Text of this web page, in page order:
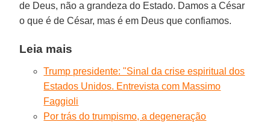
de Deus, não a grandeza do Estado. Damos a César
o que é de César, mas é em Deus que confiamos.
Leia mais
Trump presidente: "Sinal da crise espiritual dos
Estados Unidos. Entrevista com Massimo
Faggioli
Por trás do trumpismo, a degeneração